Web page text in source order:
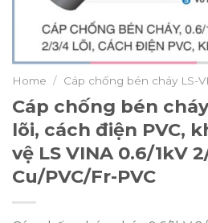
Home / Cáp chống bén cháy LS-
Cáp chống bén
lõi, cách điện PVC,
vệ LS VINA 0.6/1kV
Cu/PVC/Fr-PVC